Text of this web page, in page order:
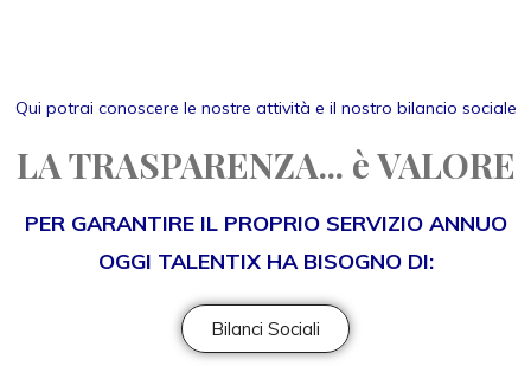
Qui potrai conoscere le nostre attività e il nostro bilancio sociale
LA TRASPARENZA... è VALORE
PER GARANTIRE IL PROPRIO SERVIZIO ANNUO
OGGI TALENTIX HA BISOGNO DI:
Bilanci Sociali